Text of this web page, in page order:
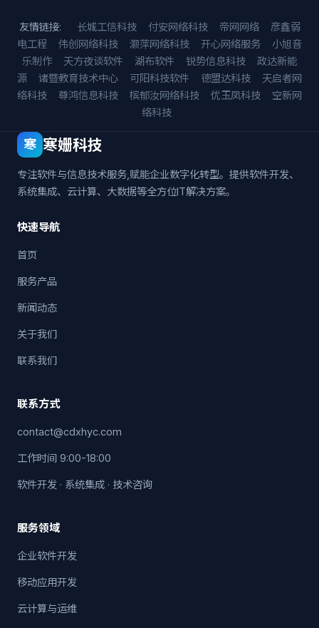
友情链接: 长城工信科技 付安网络科技 帝网网络
彦鑫弱
电工程
伟创网络科技 灏萍网络科技 开心网络服务
小旭音
乐制作
天方夜谈软件 湖布软件 锐势信息科技
政达新能
源
诸暨教育技术中心 可阳科技软件 德盟达科技
天启者网
络科技
尊鸿信息科技 槟郁汝网络科技 优玉凤科技
空新网
络科技
寒 寒姗科技
专注软件与信息技术服务,赋能企业数字化转型。提供软件开发、
系统集成、云计算、大数据等全方位IT解决方案。
快速导航
首页
服务产品
新闻动态
关于我们
联系我们
联系方式
contact@cdxhyc.com
工作时间 9:00-18:00
软件开发 · 系统集成 · 技术咨询
服务领域
企业软件开发
移动应用开发
云计算与运维